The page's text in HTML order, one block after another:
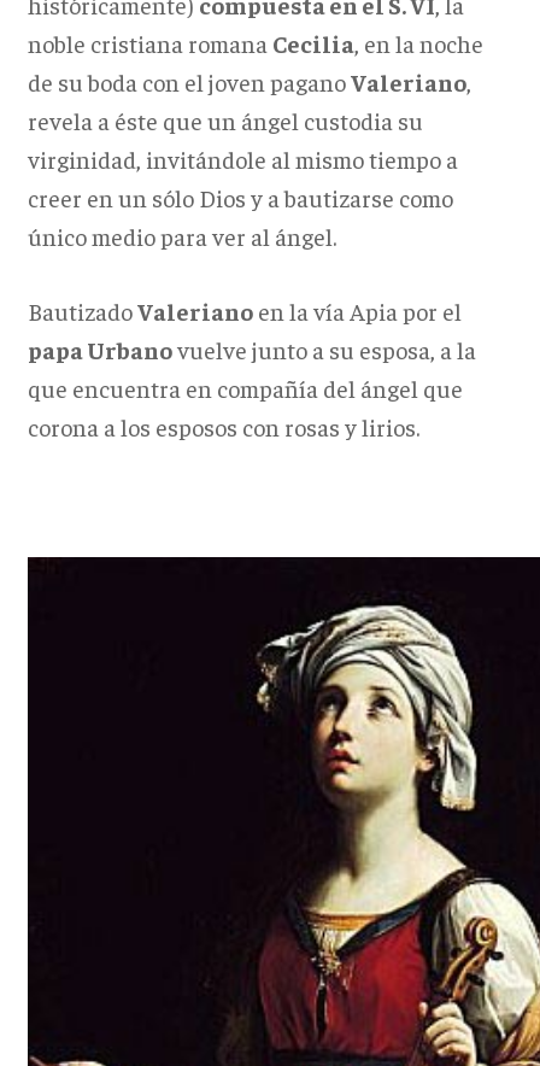
noble cristiana romana Cecilia, en la noche
de su boda con el joven paganoValeriano,
revela a éste que un ángel custodia su
virginidad, invitándole al mismo tiempo a
creer en un sólo Dios y a bautizarse como
único medio para ver al ángel.
BautizadoValerianoen la vía Apia por el
papa Urbanovuelve junto a su esposa, a la
que encuentra en compañía del ángel que
corona a los esposos con rosas y lirios.